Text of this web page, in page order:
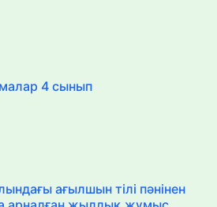
4 сынып
ағылшын тілі пәнінен